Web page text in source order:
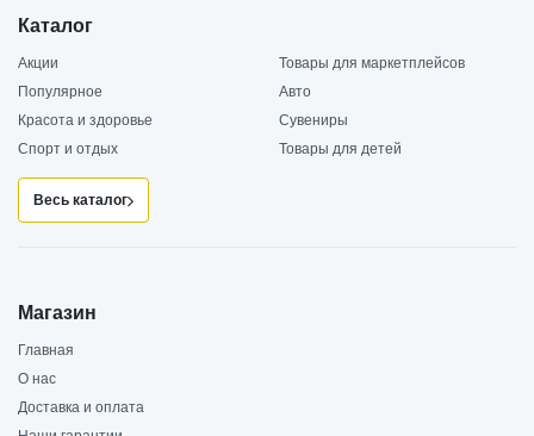
Каталог
Акции
Товары для маркетплейсов
Популярное
Авто
Красота и здоровье
Сувениры
Спорт и отдых
Товары для детей
Весь каталог
Магазин
Главная
О нас
Доставка и оплата